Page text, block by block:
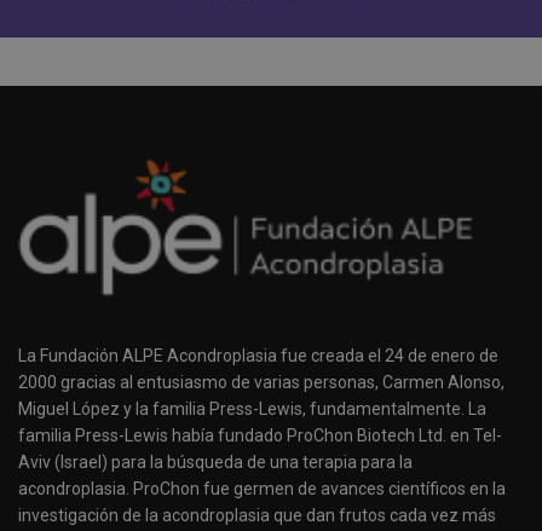
La Fundación ALPE Acondroplasia fue creada el 24 de enero de
2000 gracias al entusiasmo de varias personas, Carmen Alonso,
Miguel López y la familia Press-Lewis, fundamentalmente. La
familia Press-Lewis había fundado ProChon Biotech Ltd. en Tel-
Aviv (Israel) para la búsqueda de una terapia para la
acondroplasia. ProChon fue germen de avances científicos en la
investigación de la acondroplasia que dan frutos cada vez más